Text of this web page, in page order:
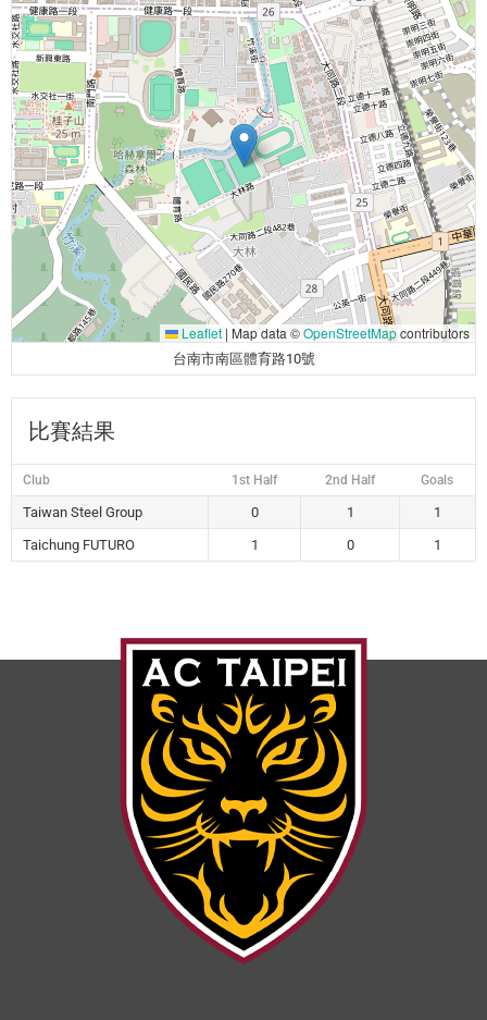
Leaflet | Map data ©OpenStreetMapcontributors
台南市南區體育路10號
比賽結果
Club 1st Half 2nd Half Goals
Taiwan Steel Group 0 1
1
Taichung FUTURO
1 0 1